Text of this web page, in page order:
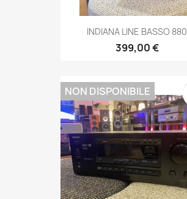
INDIANA LINE BASSO 880
399,00 €
NON DISPONIBILE